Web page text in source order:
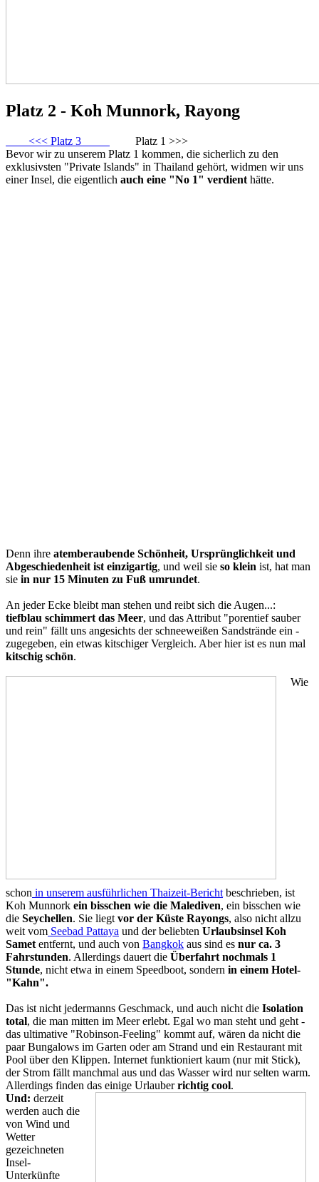
Platz 2 - Koh Munnork, Rayong
<<< Platz 3
Platz 1 >>>
Bevor wir zu unserem Platz 1 kommen, die sicherlich zu den
exklusivsten "Private Islands" in Thailand gehört, widmen wir uns
einer Insel, die eigentlich auch eine "No 1" verdient hätte.
Denn ihre atemberaubende Schönheit, Ursprünglichkeit und
Abgeschiedenheit ist einzigartig, und weil sie so klein ist, hat man
sie in nur 15 Minuten zu Fuß umrundet.
An jeder Ecke bleibt man stehen und reibt sich die Augen...:
tiefblau schimmert das Meer, und das Attribut "porentief sauber
und rein" fällt uns angesichts der schneeweißen Sandstrände ein -
zugegeben, ein etwas kitschiger Vergleich. Aber hier ist es nun mal
kitschig schön.
Wie
schon in unserem ausführlichen Thaizeit-Bericht beschrieben, ist
Koh Munnork ein bisschen wie die Malediven, ein bisschen wie
die Seychellen. Sie liegt vor der Küste Rayongs, also nicht allzu
weit vom Seebad Pattaya und der beliebten Urlaubsinsel Koh
Samet entfernt, und auch von Bangkok aus sind es nur ca. 3
Fahrstunden. Allerdings dauert die Überfahrt nochmals 1
Stunde, nicht etwa in einem Speedboot, sondern in einem Hotel-
"Kahn".
Das ist nicht jedermanns Geschmack, und auch nicht die Isolation
total, die man mitten im Meer erlebt. Egal wo man steht und geht -
das ultimative "Robinson-Feeling" kommt auf, wären da nicht die
paar Bungalows im Garten oder am Strand und ein Restaurant mit
Pool über den Klippen. Internet funktioniert kaum (nur mit Stick),
der Strom fällt manchmal aus und das Wasser wird nur selten warm.
Allerdings finden das einige Urlauberrichtig cool.
Und: derzeit
werden auch die
von Wind und
Wetter
gezeichneten
Insel-
Unterkünfte